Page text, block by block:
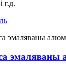
г.д.
эмаляваны